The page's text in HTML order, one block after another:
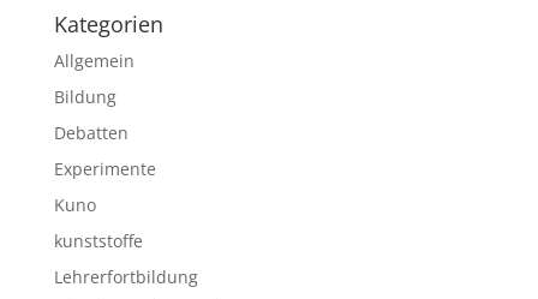
Kategorien
Allgemein
Bildung
Debatten
Experimente
Kuno
kunststoffe
Lehrerfortbildung